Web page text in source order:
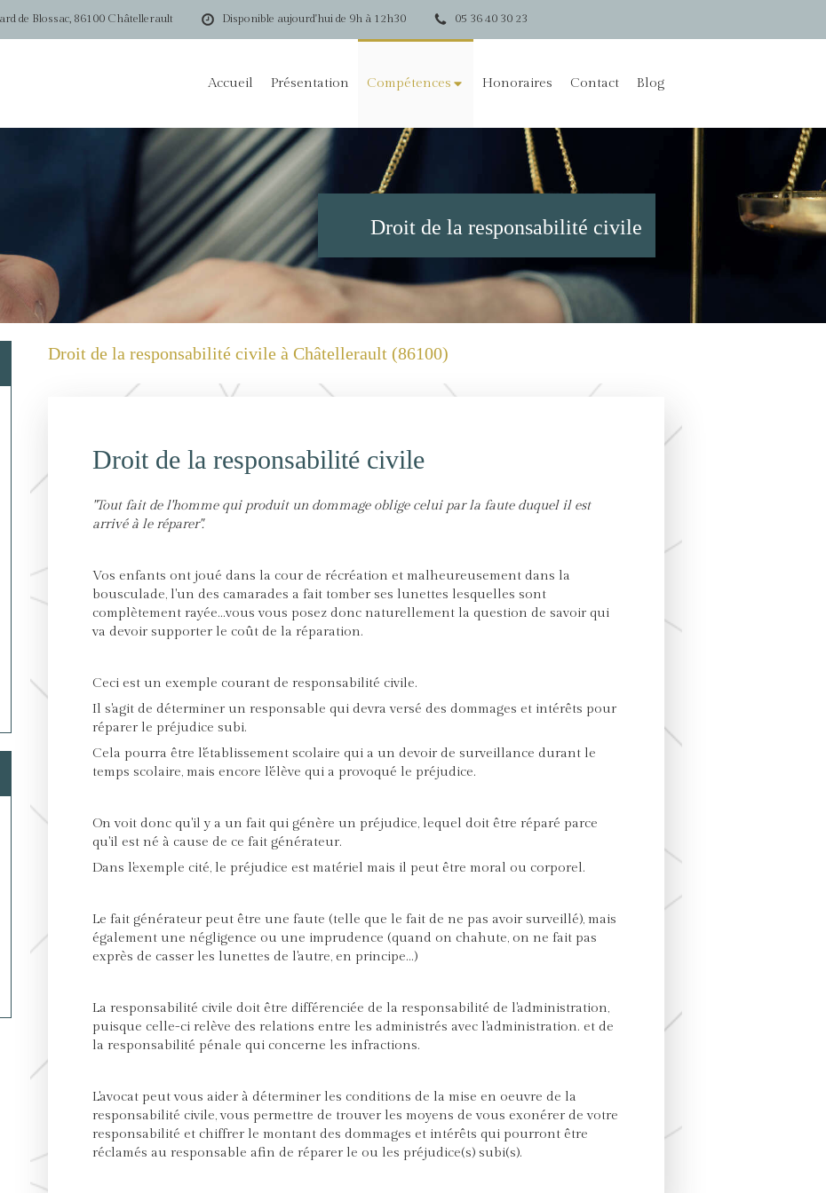
de Blossac, 86100 Châtellerault Disponible aujourd'hui de 9h à 12h30 05 36 40 30 23
Accueil Présentation Compétences Honoraires Contact Blog
Droit de la responsabilité civile
Droit de la responsabilité civile à Châtellerault (86100)
Droit de la responsabilité civile
"Tout fait de l'homme qui produit un dommage oblige celui par la faute duquel il est
arrivé à le réparer".
Vos enfants ont joué dans la cour de récréation et malheureusement dans la
bousculade, l'un des camarades a fait tomber ses lunettes lesquelles sont
complètement rayée...vous vous posez donc naturellement la question de savoir qui
va devoir supporter le coût de la réparation.
Ceci est un exemple courant de responsabilité civile.
Il s'agit de déterminer un responsable qui devra versé des dommages et intérêts pour
réparer le préjudice subi.
Cela pourra être l'établissement scolaire qui a un devoir de surveillance durant le
temps scolaire, mais encore l'élève qui a provoqué le préjudice.
On voit donc qu'il y a un fait qui génère un préjudice, lequel doit être réparé parce
qu'il est né à cause de ce fait générateur.
Dans l'exemple cité, le préjudice est matériel mais il peut être moral ou corporel.
Le fait générateur peut être une faute (telle que le fait de ne pas avoir surveillé), mais
également une négligence ou une imprudence (quand on chahute, on ne fait pas
exprès de casser les lunettes de l'autre, en principe...)
La responsabilité civile doit être différenciée de la responsabilité de l'administration,
puisque celle-ci relève des relations entre les administrés avec l'administration. et de
la responsabilité pénale qui concerne les infractions.
L'avocat peut vous aider à déterminer les conditions de la mise en oeuvre de la
responsabilité civile, vous permettre de trouver les moyens de vous exonérer de votre
responsabilité et chiffrer le montant des dommages et intérêts qui pourront être
réclamés au responsable afin de réparer le ou les préjudice(s) subi(s).